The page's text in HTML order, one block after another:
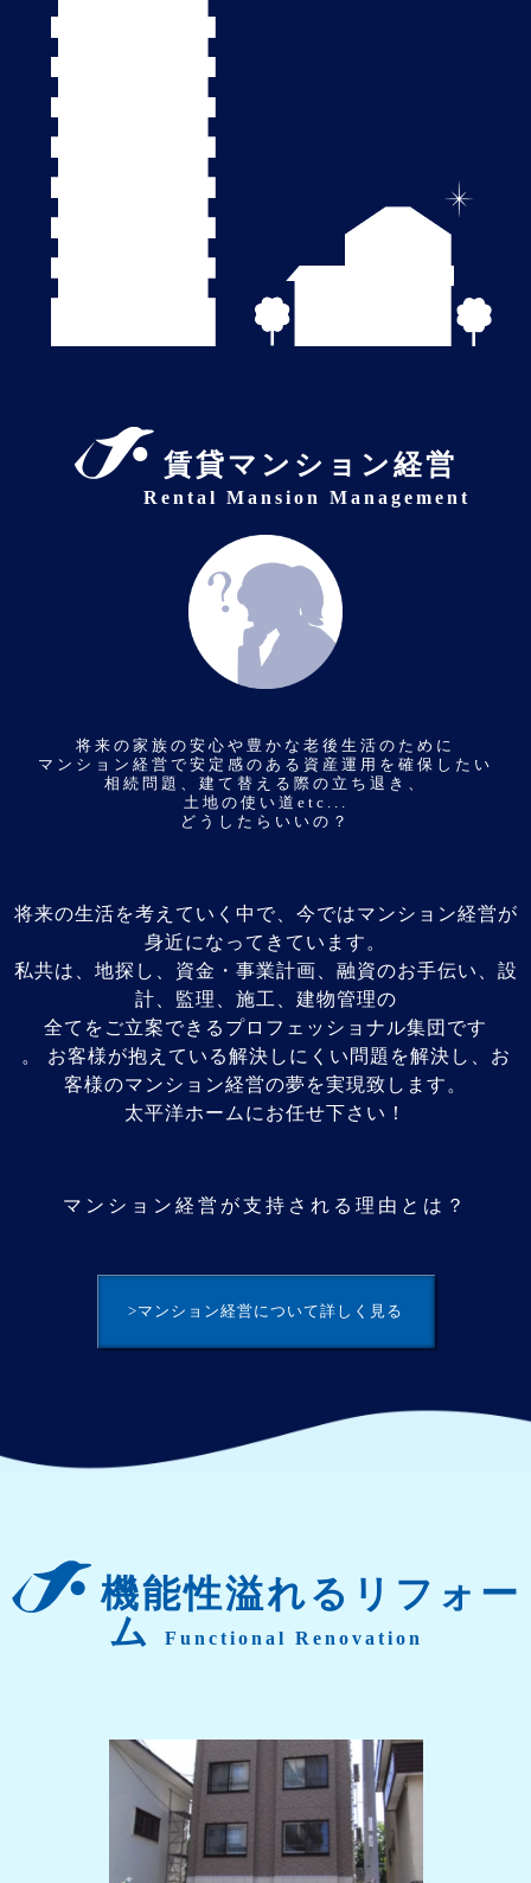
賃貸マンション経営
Rental Mansion Management
将来の家族の安心や豊かな老後生活のために
マンション経営で安定感のある資産運用を確保したい
相続問題、建て替える際の立ち退き、
土地の使い道etc...
どうしたらいいの？
将来の生活を考えていく中で、今ではマンション経営が
身近になってきています。
私共は、地探し、資金・事業計画、融資のお手伝い、設
計、監理、施工、建物管理の
全てをご立案できるプロフェッショナル集団です
。 お客様が抱えている解決しにくい問題を解決し、お
客様のマンション経営の夢を実現致します。
太平洋ホームにお任せ下さい！
マンション経営が支持される理由とは？
>マンション経営について詳しく見る
機能性溢れるリフォー
ム
Functional Renovation